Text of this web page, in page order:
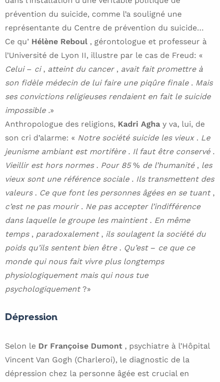
prévention du suicide, comme l’a souligné une
représentante du Centre de prévention du suicide…
Ce qu’ Hélène Reboul , gérontologue et professeur à
l’Université de Lyon II, illustre par le cas de Freud: «
Celui – ci , atteint du cancer , avait fait promettre à
son fidèle médecin de lui faire une piqûre finale . Mais
ses convictions religieuses rendaient en fait le suicide
impossible .»
Anthropologue des religions, Kadri Agha y va, lui, de
son cri d’alarme: « Notre société suicide les vieux . Le
jeunisme ambiant est mortifère . Il faut être conservé .
Vieillir est hors normes . Pour 85% de l’humanité , les
vieux sont une référence sociale . Ils transmettent des
valeurs . Ce que font les personnes âgées en se tuant ,
c’est ne pas mourir . Ne pas accepter l’indifférence
dans laquelle le groupe les maintient . En même
temps , paradoxalement , ils soulagent la société du
poids qu’ils sentent bien être . Qu’est – ce que ce
monde qui nous fait vivre plus longtemps
physiologiquement mais qui nous tue
psychologiquement?»
Dépression
Selon le Dr Françoise Dumont , psychiatre à l’Hôpital
Vincent Van Gogh (Charleroi), le diagnostic de la
dépression chez la personne âgée est crucial en